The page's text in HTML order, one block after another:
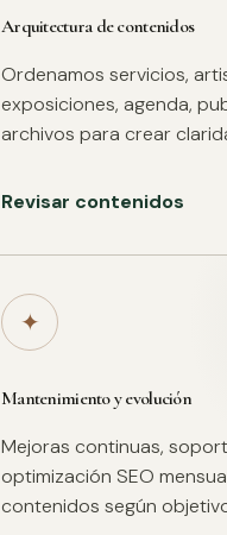
Arquitectura de contenidos
Ordenamos servicios,
exposiciones, agenda,
archivos para crear
Revisar contenidos
✦
Mantenimiento y evolución
Mejoras continuas,
optimización SEO
contenidos según